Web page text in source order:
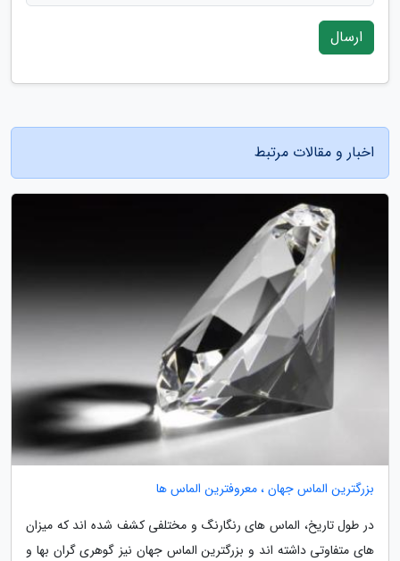
ارسال
اخبار و مقالات مرتبط
بزرگترین الماس جهان ، معروفترین الماس ها
در طول تاریخ، الماس های رنگارنگ و مختلفی کشف شده اند که میزان
های متفاوتی داشته اند و بزرگترین الماس جهان نیز گوهری گران بها و